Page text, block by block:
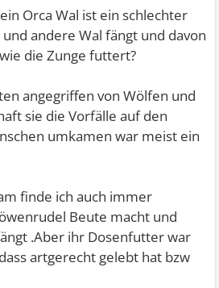
Orca Wal ist ein schlechter
andere Wal fängt und davon
die Zunge futtert?
angegriffen von Wölfen und
sie die Vorfälle auf den
umkamen war meist ein
finde ich auch immer
Beute macht und
.Aber ihr Dosenfutter war
artgerecht gelebt hat bzw